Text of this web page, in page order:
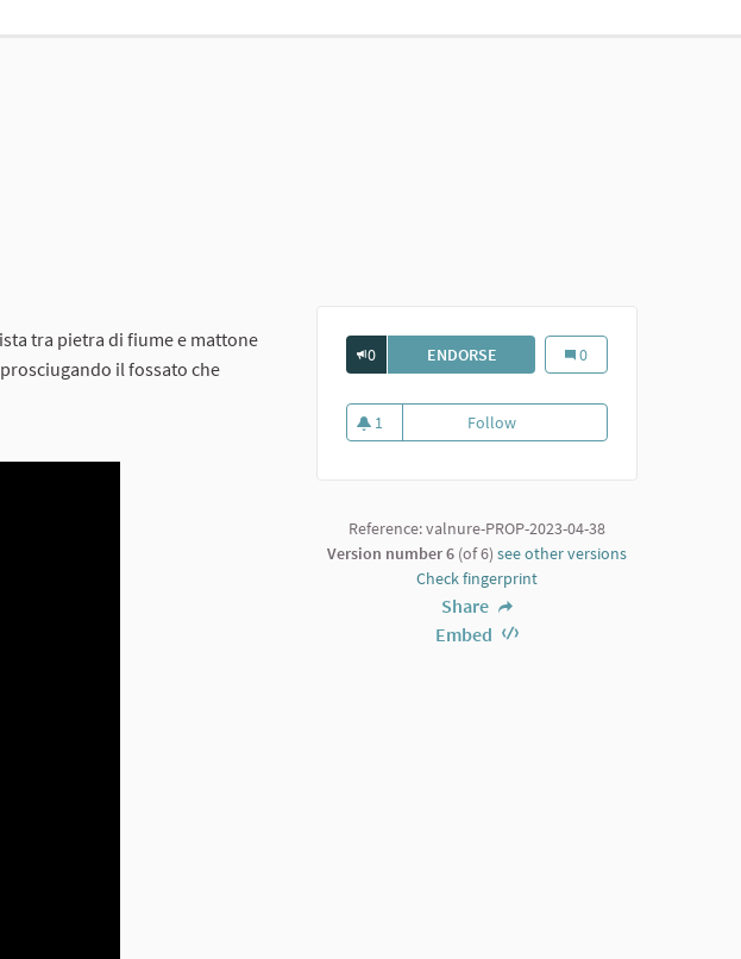
tra pietra di fiume e mattone
il fossato che
0 ENDORSE ROCCA DI SAN GIORGIO
Rocca di San Giorgio
0
1
1 follower
FollowRocca di San Giorgio
Reference: valnure-PROP-2023-04-38
Version number 6 (of 6) see other versions
Check fingerprint
Share
Embed